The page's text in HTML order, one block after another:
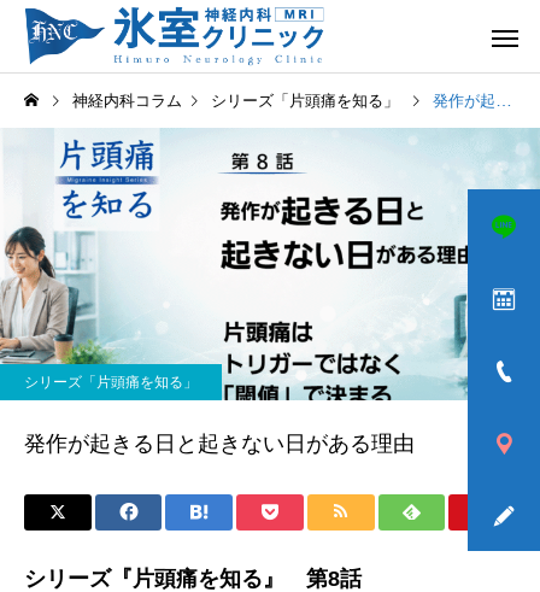
神経内科コラム シリーズ「片頭痛を知る」 発作が起きる日と起きない日がある理由
シリーズ「片頭痛を知る」
発作が起きる日と起きない日がある理由
シリーズ『片頭痛を知る』 第8話